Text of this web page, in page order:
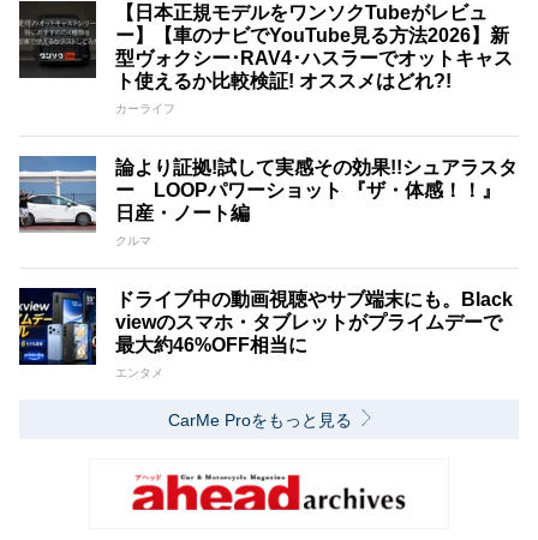
【日本正規モデルをワンソクTubeがレビュ
ー】【車のナビでYouTube見る方法2026】新
型ヴォクシー･RAV4･ハスラーでオットキャス
ト使えるか比較検証! オススメはどれ?!
カーライフ
論より証拠!試して実感その効果!!シュアラスタ
ー LOOPパワーショット 『ザ・体感！！』
日産・ノート編
クルマ
ドライブ中の動画視聴やサブ端末にも。Black
viewのスマホ・タブレットがプライムデーで
最大約46%OFF相当に
エンタメ
CarMe Proをもっと見る